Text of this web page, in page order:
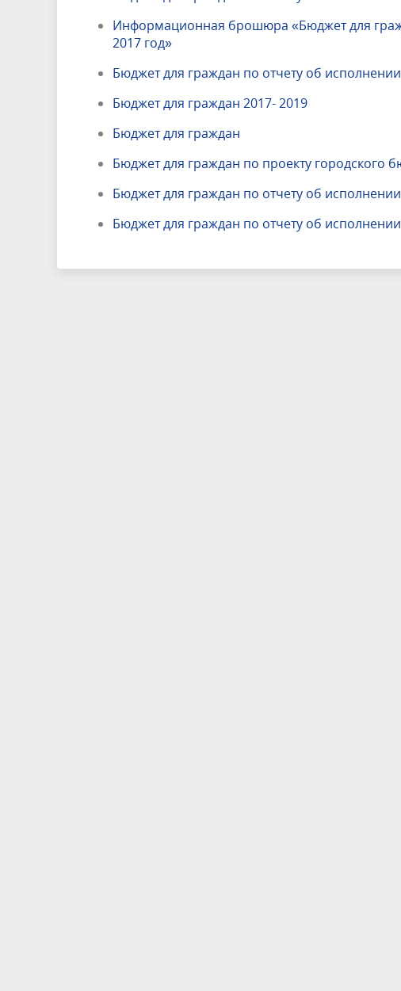
Информационная брошюра «Бюджет для
2017 год»
Бюджет для граждан по отчету об
Бюджет для граждан 2017- 2019
Бюджет для граждан
Бюджет для граждан по проекту городского
Бюджет для граждан по отчету об
Бюджет для граждан по отчету об